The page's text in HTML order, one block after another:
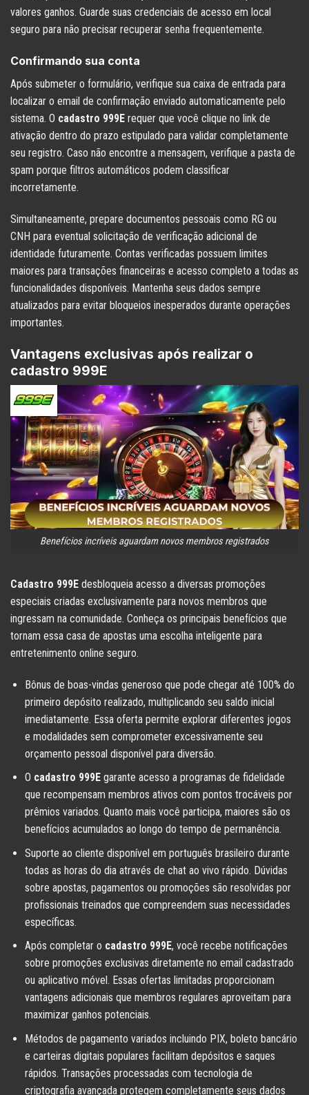
valores ganhos. Guarde suas credenciais de acesso em local
seguro para não precisar recuperar senha frequentemente.
Confirmando sua conta
Após submeter o formulário, verifique sua caixa de entrada para
localizar o email de confirmação enviado automaticamente pelo
sistema. O cadastro 999E requer que você clique no link de
ativação dentro do prazo estipulado para validar completamente
seu registro. Caso não encontre a mensagem, verifique a pasta de
spam porque filtros automáticos podem classificar
incorretamente.
Simultaneamente, prepare documentos pessoais como RG ou
CNH para eventual solicitação de verificação adicional de
identidade futuramente. Contas verificadas possuem limites
maiores para transações financeiras e acesso completo a todas as
funcionalidades disponíveis. Mantenha seus dados sempre
atualizados para evitar bloqueios inesperados durante operações
importantes.
Vantagens exclusivas após realizar o
cadastro 999E
Benefícios incríveis aguardam novos membros registrados
Cadastro 999E desbloqueia acesso a diversas promoções
especiais criadas exclusivamente para novos membros que
ingressam na comunidade. Conheça os principais benefícios que
tornam essa casa de apostas uma escolha inteligente para
entretenimento online seguro.
Bônus de boas-vindas generoso que pode chegar até 100% do
primeiro depósito realizado, multiplicando seu saldo inicial
imediatamente. Essa oferta permite explorar diferentes jogos
e modalidades sem comprometer excessivamente seu
orçamento pessoal disponível para diversão.
O cadastro 999Egarante acesso a programas de fidelidade
que recompensam membros ativos com pontos trocáveis por
prêmios variados. Quanto mais você participa, maiores são os
benefícios acumulados ao longo do tempo de permanência.
Suporte ao cliente disponível em português brasileiro durante
todas as horas do dia através de chat ao vivo rápido. Dúvidas
sobre apostas, pagamentos ou promoções são resolvidas por
profissionais treinados que compreendem suas necessidades
específicas.
Após completar o cadastro 999E, você recebe notificações
sobre promoções exclusivas diretamente no email cadastrado
ou aplicativo móvel. Essas ofertas limitadas proporcionam
vantagens adicionais que membros regulares aproveitam para
maximizar ganhos potenciais.
Métodos de pagamento variados incluindo PIX, boleto bancário
e carteiras digitais populares facilitam depósitos e saques
rápidos. Transações processadas com tecnologia de
criptografia avançada protegem completamente seus dados